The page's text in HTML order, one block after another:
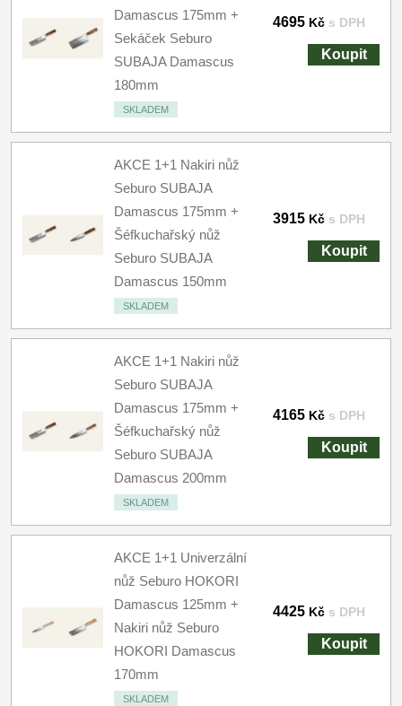
Damascus 175mm +
Sekáček Seburo
SUBAJA Damascus
180mm
SKLADEM
4695 Kč s DPH
Koupit
AKCE 1+1 Nakiri nůž
Seburo SUBAJA
Damascus 175mm +
Šéfkuchařský nůž
Seburo SUBAJA
Damascus 150mm
SKLADEM
3915 Kč s DPH
Koupit
AKCE 1+1 Nakiri nůž
Seburo SUBAJA
Damascus 175mm +
Šéfkuchařský nůž
Seburo SUBAJA
Damascus 200mm
SKLADEM
4165 Kč s DPH
Koupit
AKCE 1+1 Univerzální
nůž Seburo HOKORI
Damascus 125mm +
Nakiri nůž Seburo
HOKORI Damascus
170mm
SKLADEM
4425 Kč s DPH
Koupit